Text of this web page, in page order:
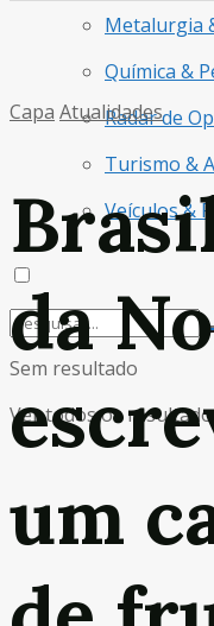
Metalurgia
Química &
Radar de
Turismo &
Veículos &
Sem resultado
Ver todos os
Capa Atualidades
da
um